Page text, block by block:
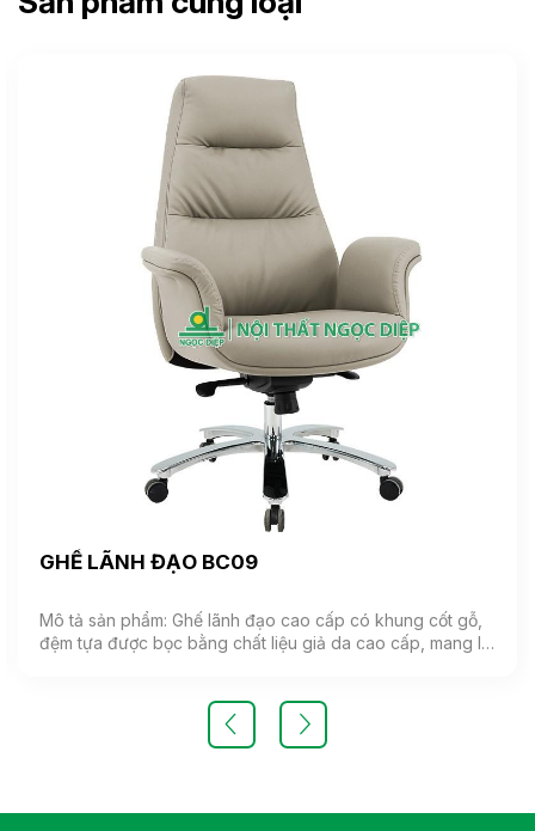
GHẾ LÃNH ĐẠO BC09
Mô tả sản phẩm: Ghế lãnh đạo cao cấp có khung cốt gỗ,
đệm tựa được bọc bằng chất liệu giả da cao cấp, mang lại
bảo tính bền vững và thẩm mỹ.( Sản phẩm nhập khẩu )
Màu sắc: Tùy chọn Chất liệu: Ghế lãnh đạo cao cấp có